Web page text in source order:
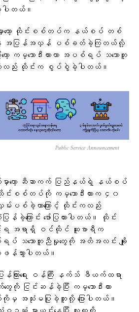
ါတယ်။
ာတော့ ထိုင်းစစ်တပ်က နယ်စပ် တစ်
ားနဲ့ အပြန်အလှန် ပစ်ခတ်ခဲ့ကြတယ်လို့
ာ့ ကမ္ဘောဒီးယားဟာ အပစ်ရပ် သဘောတူ
လည်း ထိုင်းက စွပ်စွဲခဲ့ပါတယ်။
Public Service Announcement
ာတော့ ဆီဆာကက် ပြည်နယ်ရဲ့ နယ်စပ်
င်းစစ်တပ်ကို ကမ္ဘောဒီးယားက ၄၀
းပစ်ခဲ့တာကြောင့် ထိုင်းကလည်း
ြောင်း ဖော်ပြထားပါတယ်။ ထိုင်း
င့်ရ အရာရှိ ဝင်ထိုင် ဆူဗာရီက
စ်ရပ် သဘောတူညီမှုတွေကို အတိအလင်း ချိုး
န်သွားပါတယ်။
ြန်ကြားရေး ဝန်ကြီး နက်သ် ဖီယက်ထရာ
ငြင်းဆန်ခဲ့ပြီး ကမ္ဘောဒီးယား
အသုံးမပြုခဲ့ဘူးလို့ ပြောပါတယ်။